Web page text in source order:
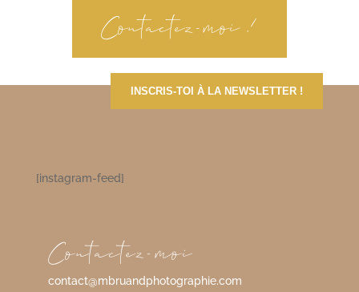
Contactez-moi !
INSCRIS-TOI À LA NEWSLETTER !
[instagram-feed]
Contactez-moi
contact@mbruandphotographie.com